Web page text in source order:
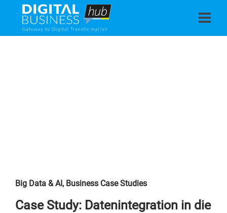
Big Data & AI, Business Case Studies
Case Study: Datenintegration in die